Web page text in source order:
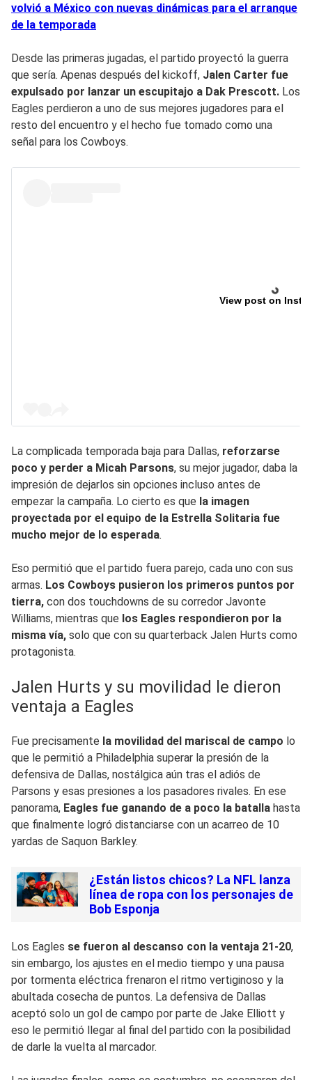
volvió a México con nuevas dinámicas para el arranque
de la temporada
Desde las primeras jugadas, el partido proyectó la guerra
que sería. Apenas después del kickoff, Jalen Carter fue
expulsado por lanzar un escupitajo a Dak Prescott. Los
Eagles perdieron a uno de sus mejores jugadores para el
resto del encuentro y el hecho fue tomado como una
señal para los Cowboys.
View post on
La complicada temporada baja para Dallas, reforzarse
poco y perder a Micah Parsons, su mejor jugador, daba la
impresión de dejarlos sin opciones incluso antes de
empezar la campaña. Lo cierto es que la imagen
proyectada por el equipo de la Estrella Solitaria fue
mucho mejor de lo esperada.
Eso permitió que el partido fuera parejo, cada uno con sus
armas. Los Cowboys pusieron los primeros puntos por
tierra, con dos touchdowns de su corredor Javonte
Williams, mientras que los Eagles respondieron por la
misma vía, solo que con su quarterback Jalen Hurts como
protagonista.
Jalen Hurts y su movilidad le dieron
ventaja a Eagles
Fue precisamente la movilidad del mariscal de campo lo
que le permitió a Philadelphia superar la presión de la
defensiva de Dallas, nostálgica aún tras el adiós de
Parsons y esas presiones a los pasadores rivales. En ese
panorama, Eagles fue ganando de a poco la batalla hasta
que finalmente logró distanciarse con un acarreo de 10
yardas de Saquon Barkley.
¿Están listos chicos? La NFL lanza
línea de ropa con los personajes de
Bob Esponja
Los Eagles se fueron al descanso con la ventaja 21-20,
sin embargo, los ajustes en el medio tiempo y una pausa
por tormenta eléctrica frenaron el ritmo vertiginoso y la
abultada cosecha de puntos. La defensiva de Dallas
aceptó solo un gol de campo por parte de Jake Elliott y
eso le permitió llegar al final del partido con la posibilidad
de darle la vuelta al marcador.